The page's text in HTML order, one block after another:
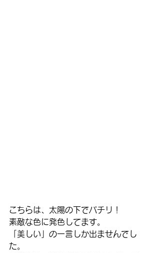
こちらは、太陽の下でパチリ！
素敵な色に発色してます。
「美しい」の一言しか出ませんでし
た。